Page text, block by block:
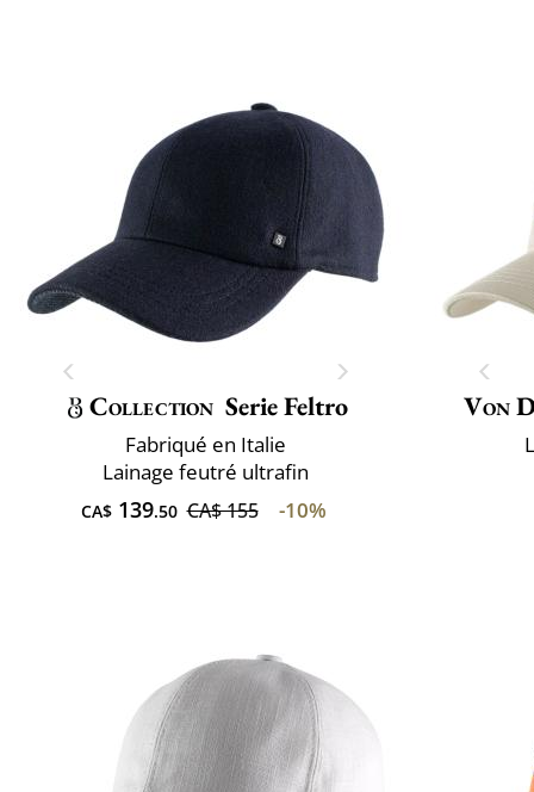
Collection Serie Feltro
Fabriqué en Italie
Lainage feutré ultrafin
CA$139.50 CA$ 155 -10%
Von